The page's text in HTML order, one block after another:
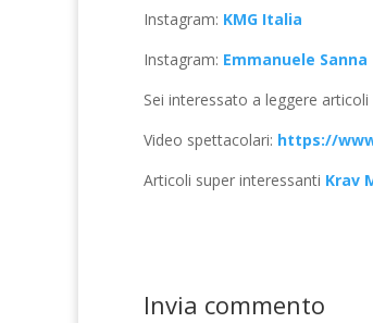
Instagram: KMG Italia
Instagram: Emmanuele Sanna
Sei interessato a leggere
Video spettacolari: https://
Articoli super interessanti Krav
Invia commento